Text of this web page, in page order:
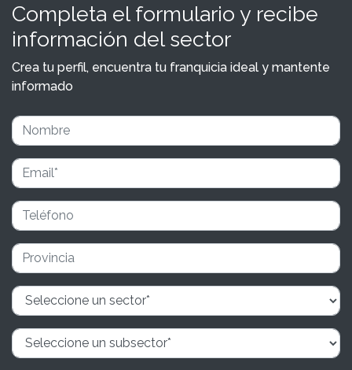
Completa el formulario y recibe
información del sector
Crea tu perfil, encuentra tu franquicia ideal y mantente
informado